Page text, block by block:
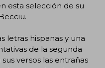
esta selección de su
letras hispanas y una
de la segunda
versos las entrañas